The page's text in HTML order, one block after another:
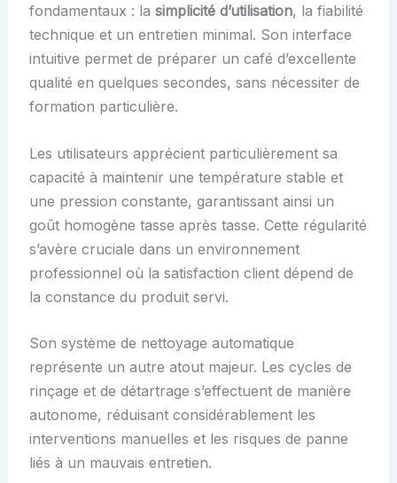
fondamentaux : la simplicité d’utilisation, la fiabilité
technique et un entretien minimal. Son interface
intuitive permet de préparer un café d’excellente
qualité en quelques secondes, sans nécessiter de
formation particulière.
Les utilisateurs apprécient particulièrement sa
capacité à maintenir une température stable et
une pression constante, garantissant ainsi un
goût homogène tasse après tasse. Cette régularité
s’avère cruciale dans un environnement
professionnel où la satisfaction client dépend de
la constance du produit servi.
Son système de nettoyage automatique
représente un autre atout majeur. Les cycles de
rinçage et de détartrage s’effectuent de manière
autonome, réduisant considérablement les
interventions manuelles et les risques de panne
liés à un mauvais entretien.